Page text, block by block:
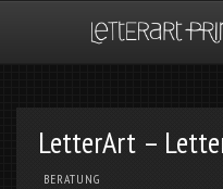
LetterArt –
BERATUNG